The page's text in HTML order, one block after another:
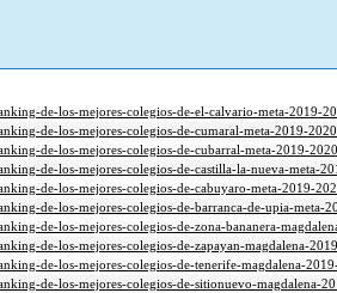
de-los-mejores-colegios-de-el-calvario-meta-2019-
de-los-mejores-colegios-de-cumaral-meta-2019-
de-los-mejores-colegios-de-cubarral-meta-2019-
de-los-mejores-colegios-de-castilla-la-nueva-meta-
de-los-mejores-colegios-de-cabuyaro-meta-2019-
de-los-mejores-colegios-de-barranca-de-upia-meta-
de-los-mejores-colegios-de-zona-bananera-
de-los-mejores-colegios-de-zapayan-magdalena-
de-los-mejores-colegios-de-tenerife-magdalena-
de-los-mejores-colegios-de-sitionuevo-magdalena-